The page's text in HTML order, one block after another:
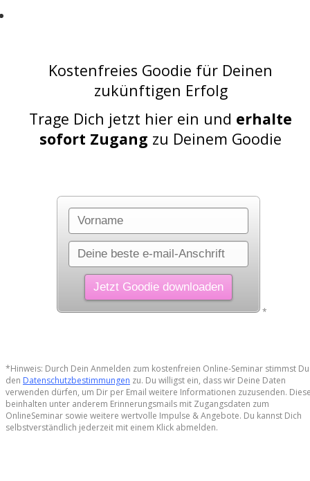
Kostenfreies Goodie für Deinen
zukünftigen Erfolg
Trage Dich jetzt hier ein und erhalte
sofort Zugang zu Deinem Goodie
*
*Hinweis: Durch Dein Anmelden zum kostenfreien Online-Seminar stimmst Du
den Datenschutzbestimmungen zu. Du willigst ein, dass wir Deine Daten
verwenden dürfen, um Dir per Email weitere Informationen zuzusenden.
beinhalten unter anderem Erinnerungsmails mit Zugangsdaten zum
OnlineSeminar sowie weitere wertvolle Impulse & Angebote. Du kannst Dich
selbstverständlich jederzeit mit einem Klick abmelden.